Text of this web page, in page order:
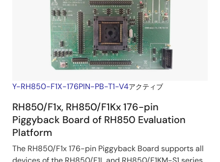
Y-RH850-F1X-176PIN-PB-T1-V4アクティブ
RH850/F1x, RH850/F1Kx 176-pin
Piggyback Board of RH850 Evaluation
Platform
The RH850/F1x 176-pin Piggyback Board supports all